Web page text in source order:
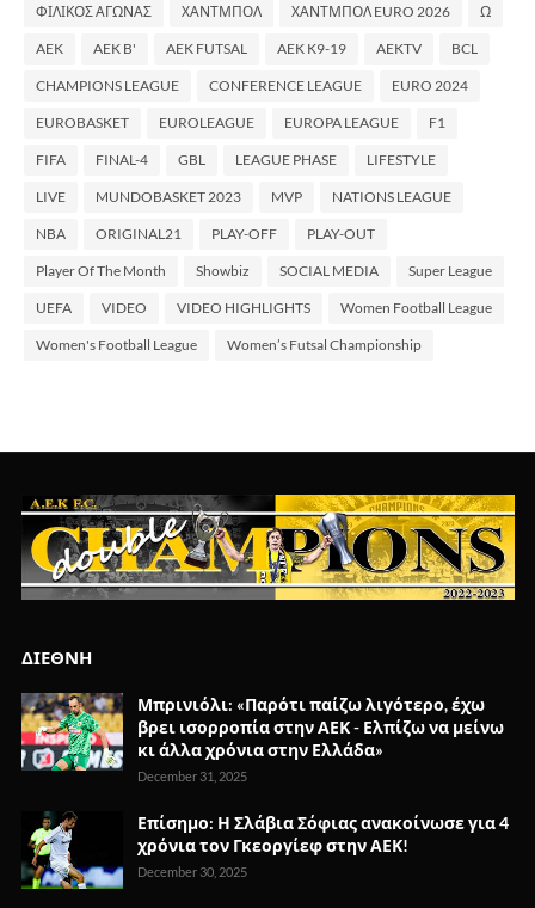
ΦΙΛΙΚΟΣ ΑΓΩΝΑΣ ΧΑΝΤΜΠΟΛ ΧΑΝΤΜΠΟΛ EURO 2026 Ω
AEK AEK B' AEK FUTSAL AEK K9-19 AEKTV BCL
CHAMPIONS LEAGUE CONFERENCE LEAGUE EURO 2024
EUROBASKET EUROLEAGUE EUROPA LEAGUE F1
FIFA FINAL-4 GBL LEAGUE PHASE LIFESTYLE
LIVE MUNDOBASKET 2023 MVP NATIONS LEAGUE
NBA ORIGINAL21 PLAY-OFF PLAY-OUT
Player Of The Month Showbiz SOCIAL MEDIA Super League
UEFA VIDEO VIDEO HIGHLIGHTS Women Football League
Women's Football League Women’s Futsal Championship
ΔΙΕΘΝΗ
Μπρινιόλι: «Παρότι παίζω λιγότερο, έχω
βρει ισορροπία στην ΑΕΚ - Ελπίζω να μείνω
κι άλλα χρόνια στην Ελλάδα»
December 31, 2025
Επίσημο: Η Σλάβια Σόφιας ανακοίνωσε για 4
χρόνια τον Γκεοργίεφ στην ΑΕΚ!
December 30, 2025